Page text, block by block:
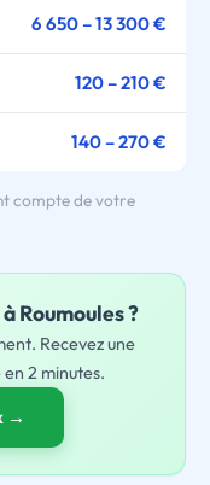
6 650 – 13 300 €
120 – 210 €
140 – 270 €
compte de votre
Roumoules ?
Recevez une
2 minutes.
→